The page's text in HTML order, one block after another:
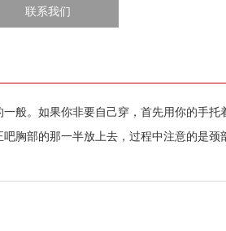
联系我们
般。如果你非要自己穿，首先用你的手托
胸部的那一半放上去，过程中注意的是颈